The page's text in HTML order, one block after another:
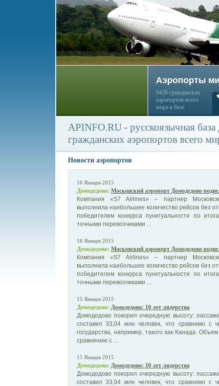
Аэропорты
9439 гражданских
аэропортов всего
мира в базе
APINFO.RU - русскоязычная
гражданских аэропортов всего
Новости аэропортов
16 Января 2015
Домодедово: Московский аэропорт Домодедово
Компания «S7 Airlines» – партнер
выполнила наибольшее количество рейсов без
победителем конкурса пунктуальности по
точными перевозчиками ...
16 Января 2015
Домодедово: Московский аэропорт Домодедово
Компания «S7 Airlines» – партнер
выполнила наибольшее количество рейсов без
победителем конкурса пунктуальности по
точными перевозчиками ...
15 Января 2015
Домодедово: Домодедово: 10 лет лидерства
Домодедово покорил очередную высоту:
составил 33,04 млн человек, что сравнимо с
государства, например, такого как Канада.
сравнению с ...
15 Января 2015
Домодедово: Домодедово: 10 лет лидерства
Домодедово покорил очередную высоту:
составил 33,04 млн человек, что сравнимо с